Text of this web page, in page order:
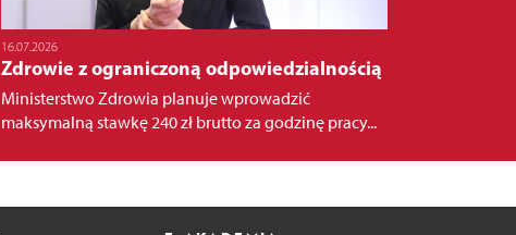
16.07.2026
Zdrowie z ograniczoną odpowiedzialnością
Ministerstwo Zdrowia planuje wprowadzić
maksymalną stawkę 240 zł brutto za godzinę pracy...